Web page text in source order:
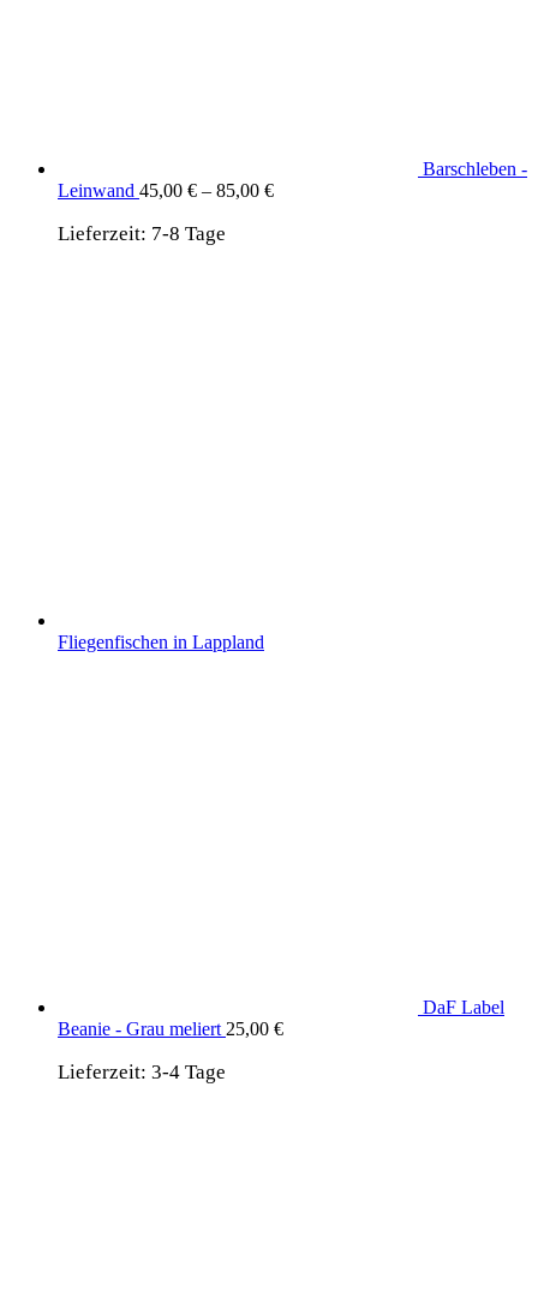
Barschleben -
Leinwand 45,00 € – 85,00 €
Lieferzeit: 7-8 Tage
Fliegenfischen in Lappland
DaF Label
Beanie - Grau meliert 25,00 €
Lieferzeit: 3-4 Tage